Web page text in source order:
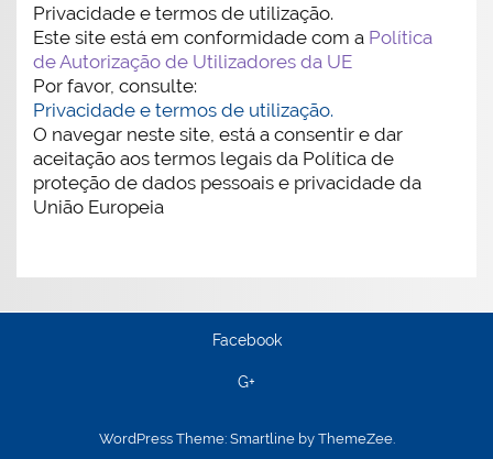
Privacidade e termos de utilização.
Este site está em conformidade com a Política
de Autorização de Utilizadores da UE
Por favor, consulte:
Privacidade e termos de utilização.
O navegar neste site, está a consentir e dar
aceitação aos termos legais da Política de
proteção de dados pessoais e privacidade da
União Europeia
Facebook
G+
WordPress Theme: Smartline by ThemeZee.